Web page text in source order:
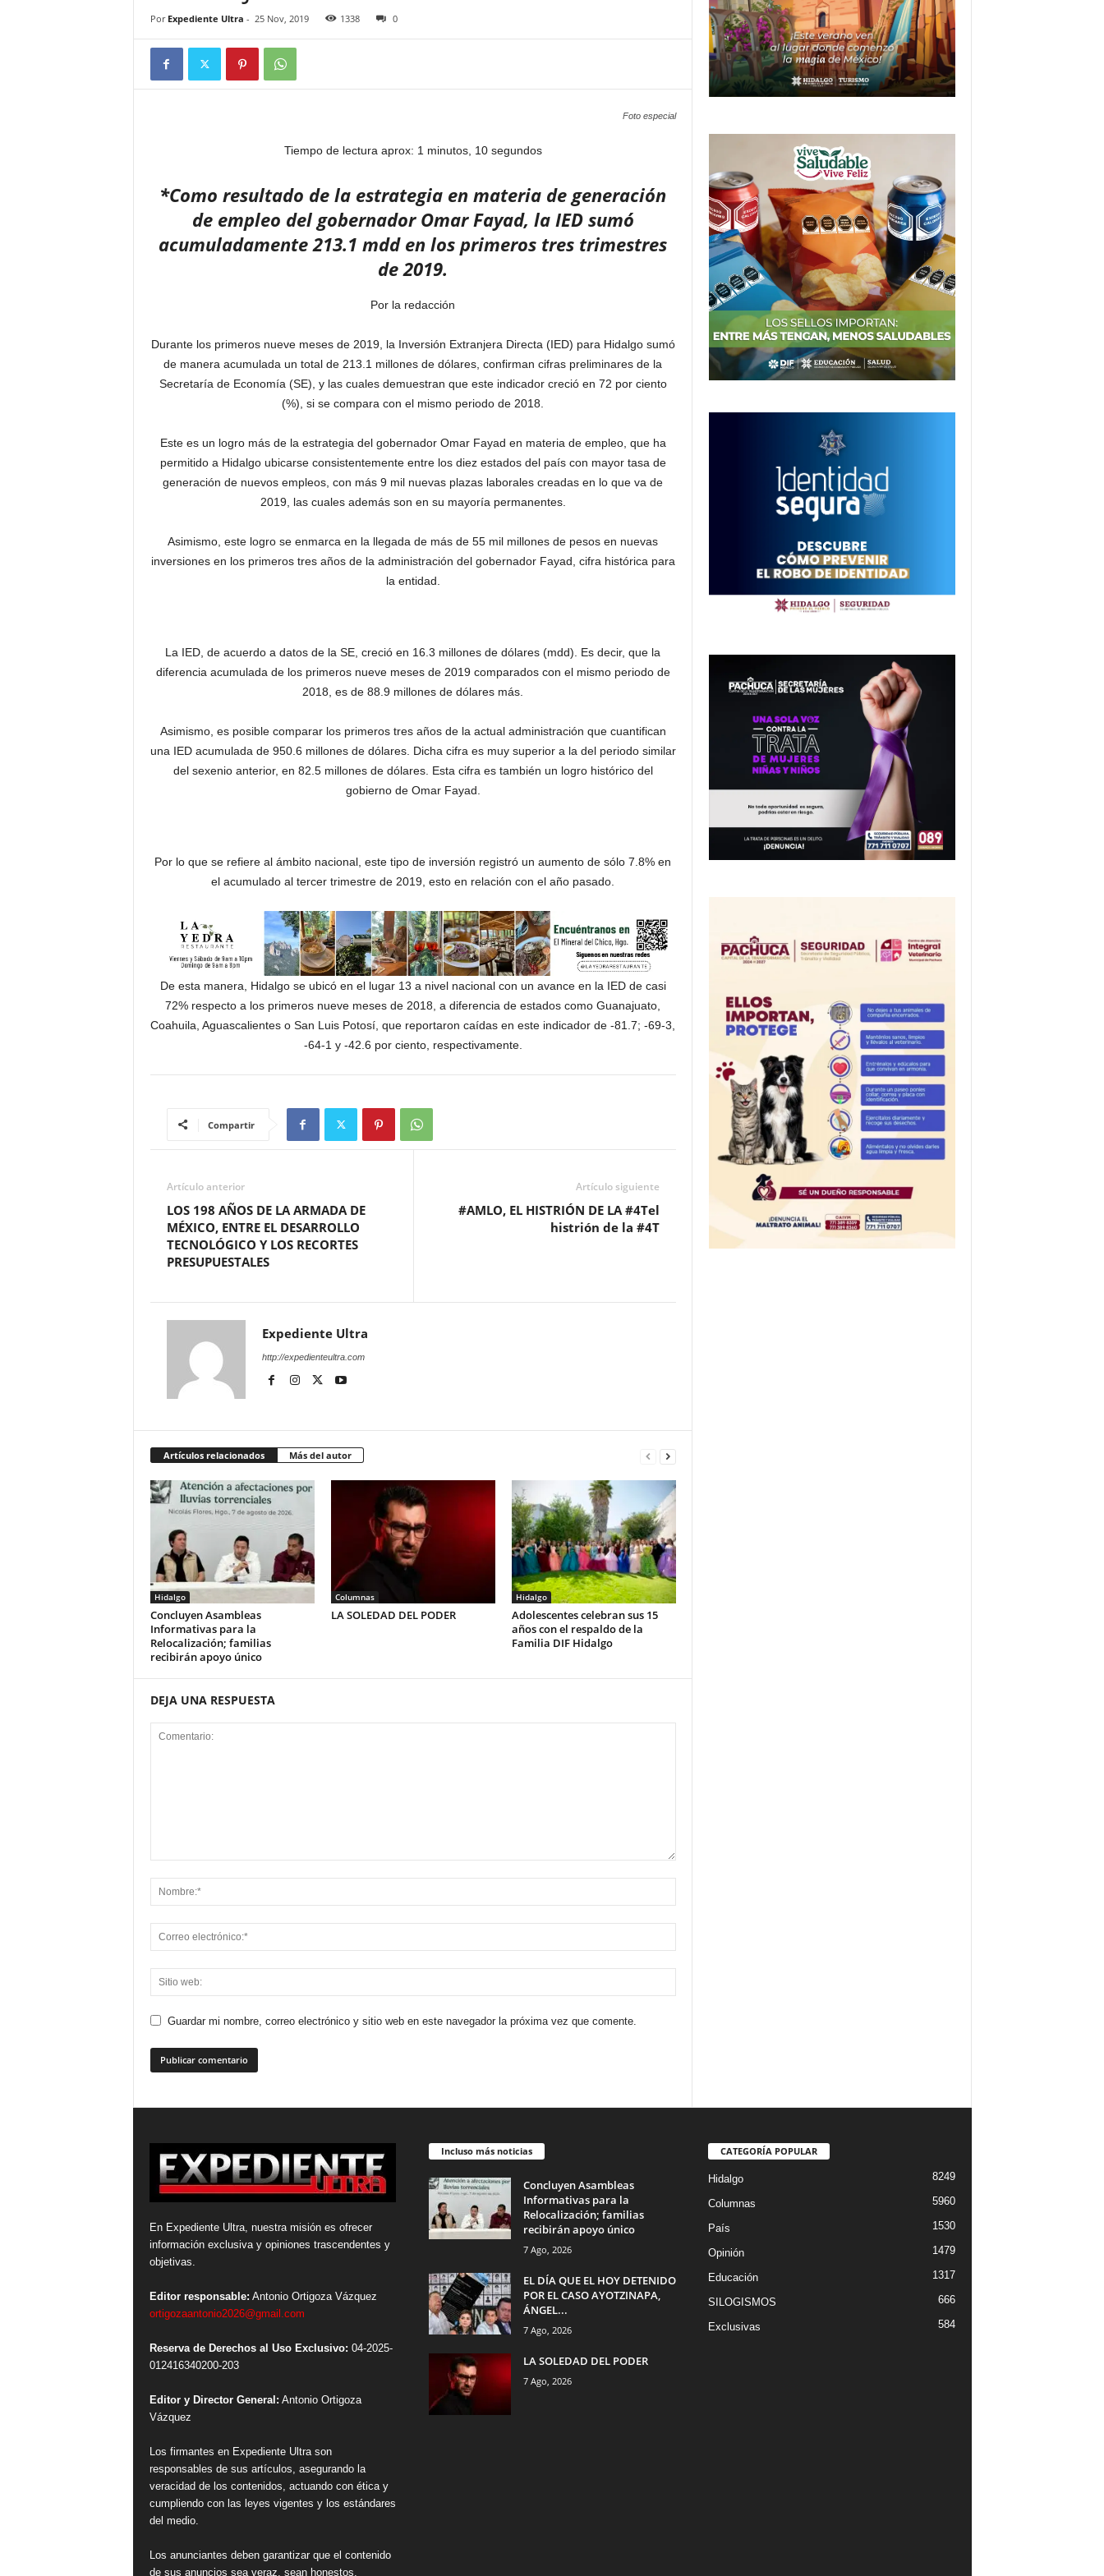
Por Expediente Ultra - 25 Nov, 2019 1338 0
Foto especial
Tiempo de lectura aprox: 1 minutos, 10 segundos
*Como resultado de la estrategia en materia de generación
de empleo del gobernador Omar Fayad, la IED sumó
acumuladamente 213.1 mdd en los primeros tres trimestres
de 2019.
Por la redacción
Durante los primeros nueve meses de 2019, la Inversión Extranjera Directa (IED) para Hidalgo sumó
de manera acumulada un total de 213.1 millones de dólares, confirman cifras preliminares de la
Secretaría de Economía (SE), y las cuales demuestran que este indicador creció en 72 por ciento
(%), si se compara con el mismo periodo de 2018.
Este es un logro más de la estrategia del gobernador Omar Fayad en materia de empleo, que ha
permitido a Hidalgo ubicarse consistentemente entre los diez estados del país con mayor tasa de
generación de nuevos empleos, con más 9 mil nuevas plazas laborales creadas en lo que va de
2019, las cuales además son en su mayoría permanentes.
Asimismo, este logro se enmarca en la llegada de más de 55 mil millones de pesos en nuevas
inversiones en los primeros tres años de la administración del gobernador Fayad, cifra histórica para
la entidad.
La IED, de acuerdo a datos de la SE, creció en 16.3 millones de dólares (mdd). Es decir, que la
diferencia acumulada de los primeros nueve meses de 2019 comparados con el mismo periodo de
2018, es de 88.9 millones de dólares más.
Asimismo, es posible comparar los primeros tres años de la actual administración que cuantifican
una IED acumulada de 950.6 millones de dólares. Dicha cifra es muy superior a la del periodo similar
del sexenio anterior, en 82.5 millones de dólares. Esta cifra es también un logro histórico del
gobierno de Omar Fayad.
Por lo que se refiere al ámbito nacional, este tipo de inversión registró un aumento de sólo 7.8% en
el acumulado al tercer trimestre de 2019, esto en relación con el año pasado.
De esta manera, Hidalgo se ubicó en el lugar 13 a nivel nacional con un avance en la IED de casi
72% respecto a los primeros nueve meses de 2018, a diferencia de estados como Guanajuato,
Coahuila, Aguascalientes o San Luis Potosí, que reportaron caídas en este indicador de -81.7; -69-3,
-64-1 y -42.6 por ciento, respectivamente.
Compartir
Artículo anterior
LOS 198 AÑOS DE LA ARMADA DE
MÉXICO, ENTRE EL DESARROLLO
TECNOLÓGICO Y LOS RECORTES
PRESUPUESTALES
Artículo siguiente
#AMLO, EL HISTRIÓN DE LA #4Tel
histrión de la #4T
Expediente Ultra
http://expedienteultra.com
Artículos relacionados Más del autor
Hidalgo
Concluyen Asambleas
Informativas para la
Relocalización; familias
recibirán apoyo único
Columnas
LA SOLEDAD DEL PODER
Hidalgo
Adolescentes celebran sus 15
años con el respaldo de la
Familia DIF Hidalgo
DEJA UNA RESPUESTA
Guardar mi nombre, correo electrónico y sitio web en este navegador la próxima vez que comente.
En Expediente Ultra, nuestra misión es ofrecer
información exclusiva y opiniones trascendentes y
objetivas.
Editor responsable: Antonio Ortigoza Vázquez
ortigozaantonio2026@gmail.com
Reserva de Derechos al Uso Exclusivo: 04-2025-
012416340200-203
Editor y Director General: Antonio Ortigoza
Vázquez
Los firmantes en Expediente Ultra son
responsables de sus artículos, asegurando la
veracidad de los contenidos, actuando con ética y
cumpliendo con las leyes vigentes y los estándares
del medio.
Los anunciantes deben garantizar que el contenido
de sus anuncios sea veraz, sean honestos,
Incluso más noticias
Concluyen Asambleas
Informativas para la
Relocalización; familias
recibirán apoyo único
7 Ago, 2026
EL DÍA QUE EL HOY DETENIDO
POR EL CASO AYOTZINAPA,
ÁNGEL...
7 Ago, 2026
LA SOLEDAD DEL PODER
7 Ago, 2026
CATEGORÍA POPULAR
Hidalgo 8249
Columnas 5960
País 1530
Opinión 1479
Educación 1317
SILOGISMOS 666
Exclusivas 584